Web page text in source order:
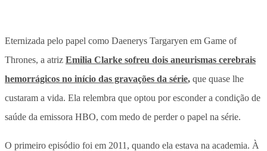
Eternizada pelo papel como Daenerys Targaryen em Game of
Thrones, a atriz Emilia Clarke sofreu dois aneurismas cerebrais
hemorrágicos no início das gravações da série, que quase lhe
custaram a vida. Ela relembra que optou por esconder a condição de
saúde da emissora HBO, com medo de perder o papel na série.
O primeiro episódio foi em 2011, quando ela estava na academia. À